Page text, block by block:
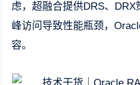
虑，超融合提供DRS、
峰访问导致性能瓶颈，
容。